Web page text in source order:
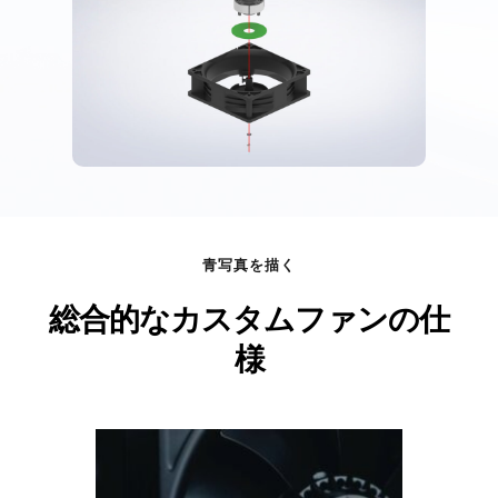
青写真を描く
総合的なカスタムファンの仕
様